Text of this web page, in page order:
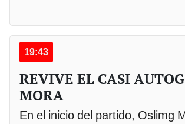
19:43
REVIVE EL CASI
MORA
En el inicio del partido, Oslimg